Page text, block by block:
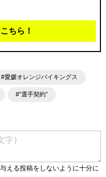
ちら！
#愛媛オレンジバイキングス
#“選手契約”